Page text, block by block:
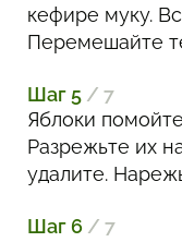
кефире муку.
Перемешайте
Шаг 5 / 7
Яблоки
Разрежьте их
удалите.
Шаг 6 / 7